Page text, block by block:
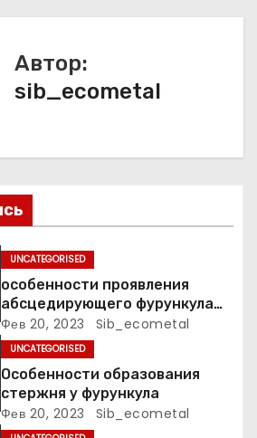
Автор:
sib_ecometal
UNCATEGORISED
особенности проявления
абсцедирующего фурункула
код по МКБ-10
Фев 20, 2023 Sib_ecometal
UNCATEGORISED
Особенности образования
стержня у фурункула
Фев 20, 2023 Sib_ecometal